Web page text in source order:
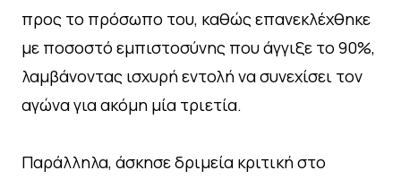
προς το πρόσωπο του, καθώς επανεκλέχθηκε
με ποσοστό εμπιστοσύνης που άγγιξε το 90%,
λαμβάνοντας ισχυρή εντολή να συνεχίσει τον
αγώνα για ακόμη μία τριετία.
Παράλληλα, άσκησε δριμεία κριτική στο